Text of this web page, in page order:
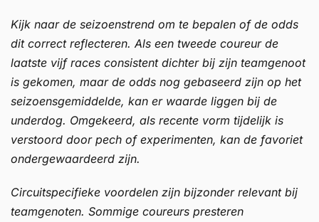
Kijk naar de seizoenstrend om te bepalen of de odds
dit correct reflecteren. Als een tweede coureur de
laatste vijf races consistent dichter bij zijn teamgenoot
is gekomen, maar de odds nog gebaseerd zijn op het
seizoensgemiddelde, kan er waarde liggen bij de
underdog. Omgekeerd, als recente vorm tijdelijk is
verstoord door pech of experimenten, kan de favoriet
ondergewaardeerd zijn.
Circuitspecifieke voordelen zijn bijzonder relevant bij
teamgenoten. Sommige coureurs presteren